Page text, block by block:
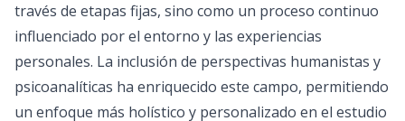
través de etapas fijas, sino como un proceso continuo
influenciado por el entorno y las experiencias
personales. La inclusión de perspectivas humanistas y
psicoanalíticas ha enriquecido este campo, permitiendo
un enfoque más holístico y personalizado en el estudio